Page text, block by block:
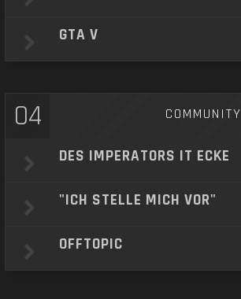
GTA V
04 COMMUNITY
DES IMPERATORS IT ECKE
"ICH STELLE MICH VOR"
OFFTOPIC